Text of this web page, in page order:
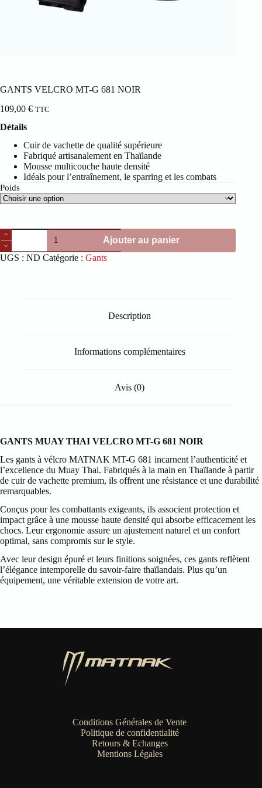
GANTS VELCRO MT-G 681 NOIR
109,00 € TTC
Détails
Cuir de vachette de qualité supérieure
Fabriqué artisanalement en Thaïlande
Mousse multicouche haute densité
Idéals pour l’entraînement, le sparring et les combats
Poids
quantité
de
GANTS
VELCRO
Ajouter au panier
UGS : ND Catégorie : Gants
Description
Informations complémentaires
Avis (0)
GANTS MUAY THAI VELCRO MT-G 681 NOIR
Les gants à vélcro MATNAK MT-G 681 incarnent l’authenticité et
l’excellence du Muay Thai. Fabriqués à la main en Thaïlande à partir
de cuir de vachette premium, ils offrent une résistance et une durabilité
remarquables.
Conçus pour les combattants exigeants, ils associent protection et
impact grâce à une mousse haute densité qui absorbe efficacement les
chocs. Leur ergonomie assure un ajustement naturel et un confort
optimal, sans compromis sur le style.
Avec leur design épuré et leurs finitions soignées, ces gants reflètent
l’élégance intemporelle du savoir-faire thaïlandais. Plus qu’un
équipement, une véritable extension de votre art.
Conditions Générales de Vente
Politique de confidentialité
Retours & Echanges
Mentions Légales